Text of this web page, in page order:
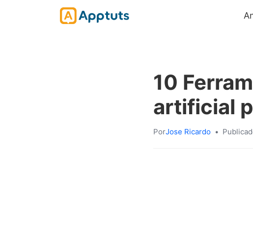
10
artificial
PorJose Ricardo •